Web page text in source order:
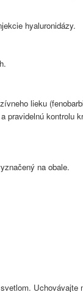
hyaluronidázy.
lieku
pravidelnú kontrolu
na obale.
Uchovávajte